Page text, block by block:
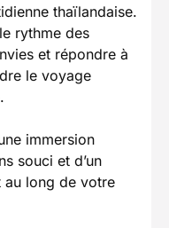
thaïlandaise.
rythme des
et répondre à
le voyage
immersion
souci et d’un
au long de votre